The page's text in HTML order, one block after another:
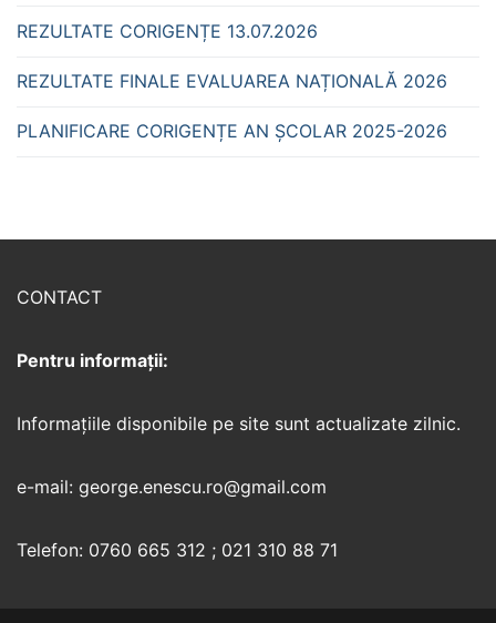
REZULTATE CORIGENȚE 13.07.2026
REZULTATE FINALE EVALUAREA NAȚIONALĂ 2026
PLANIFICARE CORIGENȚE AN ȘCOLAR 2025-2026
CONTACT
Pentru informații:
Informaţiile disponibile pe site sunt actualizate zilnic.
e-mail: george.enescu.ro@gmail.com
Telefon: 0760 665 312 ; 021 310 88 71